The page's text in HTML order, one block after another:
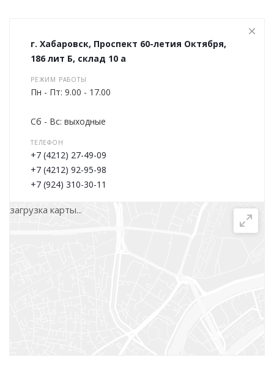
г. Хабаровск, Проспект 60-летия Октября,
186 лит Б, склад 10 а
РЕЖИМ РАБОТЫ
Пн - Пт: 9.00 - 17.00
Сб - Вс: выходные
ТЕЛЕФОН
+7 (4212) 27-49-09
+7 (4212) 92-95-98
+7 (924) 310-30-11
baza1100@bk.ru
загрузка карты...